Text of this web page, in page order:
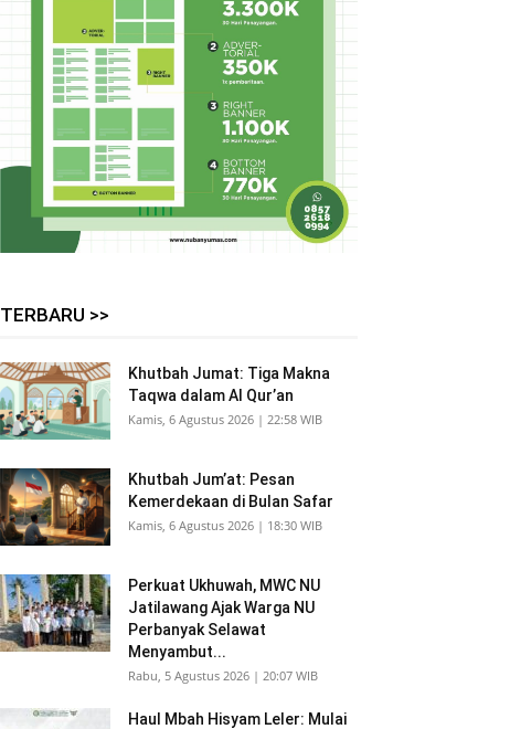
TERBARU >>
Khutbah Jumat: Tiga Makna
Taqwa dalam Al Qur’an
Kamis, 6 Agustus 2026 | 22:58 WIB
Khutbah Jum’at: Pesan
Kemerdekaan di Bulan Safar
Kamis, 6 Agustus 2026 | 18:30 WIB
Perkuat Ukhuwah, MWC NU
Jatilawang Ajak Warga NU
Perbanyak Selawat
Menyambut...
Rabu, 5 Agustus 2026 | 20:07 WIB
Haul Mbah Hisyam Leler: Mulai